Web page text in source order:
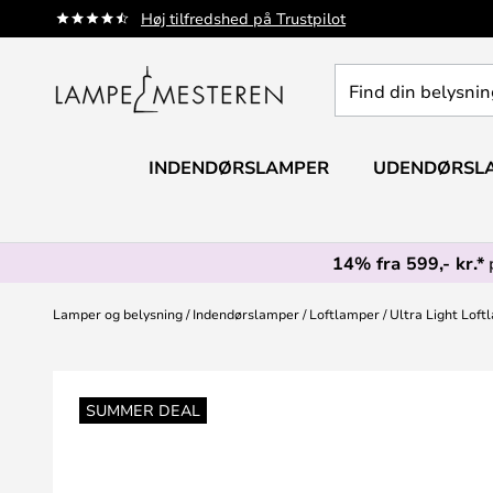
Høj tilfredshed på Trustpilot
Skip
to
din
INDENDØRSLAMPER
14% fra 599,- kr.*
Lamper og belysning Indendørslamper Loftlamper Ultra Light
SUMMER DEAL